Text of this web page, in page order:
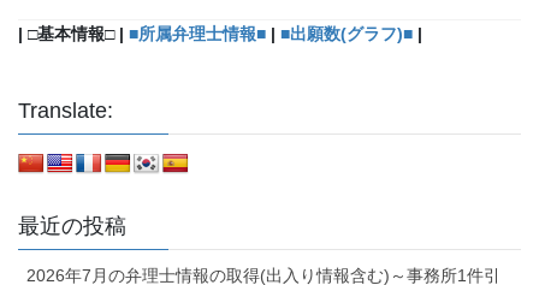
| □基本情報□ | ■所属弁理士情報■ | ■出願数(グラフ)■ |
Translate:
最近の投稿
2026年7月の弁理士情報の取得(出入り情報含む)～事務所1件引